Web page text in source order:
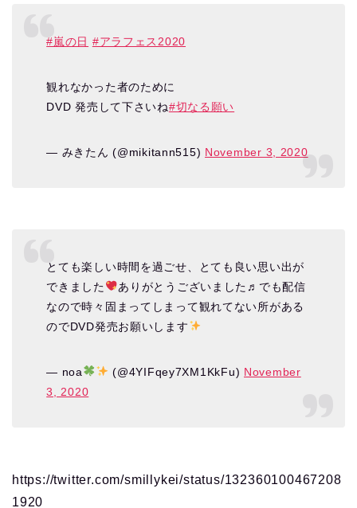
#嵐の日 #アラフェス2020
観れなかった者のために
DVD 発売して下さいね#切なる願い
— みきたん (@mikitann515) November 3, 2020
とても楽しい時間を過ごせ、とても良い思い出が
できました
ありがとうございました♬でも配信
なので時々固まってしまって観れてない所がある
のでDVD発売お願いします
— noa (@4YIFqey7XM1KkFu) November
3, 2020
https://twitter.com/smillykei/status/132360100467208
1920